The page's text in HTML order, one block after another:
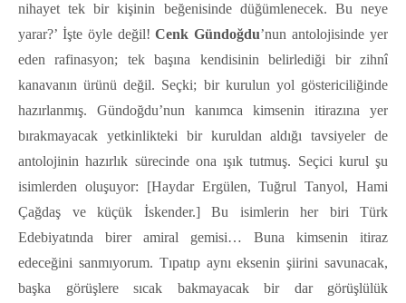
nihayet tek bir kişinin beğenisinde düğümlenecek. Bu neye
yarar?’ İşte öyle değil!Cenk Gündoğdu’nun antolojisinde yer
eden rafinasyon; tek başına kendisinin belirlediği bir zihnî
kanavanın ürünü değil. Seçki; bir kurulun yol göstericiliğinde
hazırlanmış. Gündoğdu’nun kanımca kimsenin itirazına yer
bırakmayacak yetkinlikteki bir kuruldan aldığı tavsiyeler de
antolojinin hazırlık sürecinde ona ışık tutmuş. Seçici kurul şu
isimlerden oluşuyor: [Haydar Ergülen, Tuğrul Tanyol, Hami
Çağdaş ve küçük İskender.] Bu isimlerin her biri Türk
Edebiyatında birer amiral gemisi… Buna kimsenin itiraz
edeceğini sanmıyorum. Tıpatıp aynı eksenin şiirini savunacak,
başka görüşlere sıcak bakmayacak bir dar görüşlülük